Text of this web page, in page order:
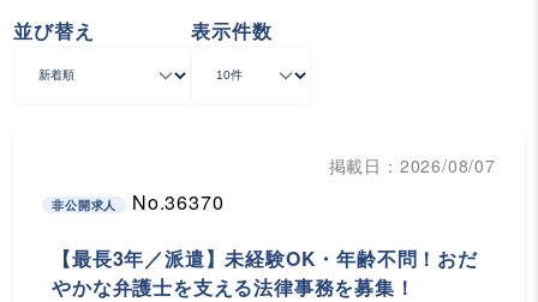
並び替え 表示件数
掲載日：2026/08/07
非公開求人 No.36370
【最長3年／派遣】未経験OK・年齢不問！おだ
やかな弁護士を支える法律事務を募集！